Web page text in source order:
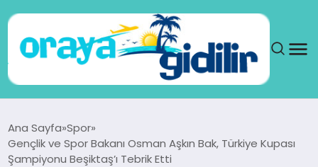
SAĞLIK
Ana Sayfa Spor
Gençlik ve Spor Bakanı Osman Aşkın Bak, Türkiye Kupası
Şampiyonu Beşiktaş’ı Tebrik Etti